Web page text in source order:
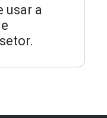
usar a